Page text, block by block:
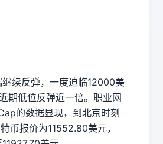
续反弹，一度迫临12000美
期低位反弹近一倍。职业网
的数据显现，到北京时刻
币报价为11552.80美元，